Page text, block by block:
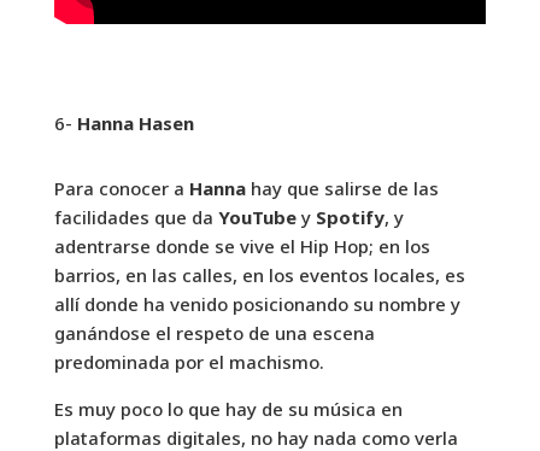
6- Hanna Hasen
Para conocer a Hannahay que salirse de las
facilidades que da YouTubey Spotify, y
adentrarse donde se vive el Hip Hop; en los
barrios, en las calles, en los eventos locales, es
allí donde ha venido posicionando su nombre y
ganándose el respeto de una escena
predominada por el machismo.
Es muy poco lo que hay de su música en
plataformas digitales, no hay nada como verla